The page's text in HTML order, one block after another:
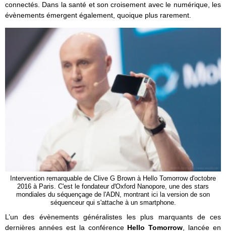
connectés. Dans la santé et son croisement avec le numérique, les
évènements émergent également, quoique plus rarement.
Intervention remarquable de Clive G Brown à Hello Tomorrow d'octobre
2016 à Paris. C'est le fondateur d'Oxford Nanopore, une des stars
mondiales du séquençage de l'ADN, montrant ici la version de son
séquenceur qui s'attache à un smartphone.
L’un des évènements généralistes les plus marquants de ces
dernières années est la conférence Hello Tomorrow, lancée en